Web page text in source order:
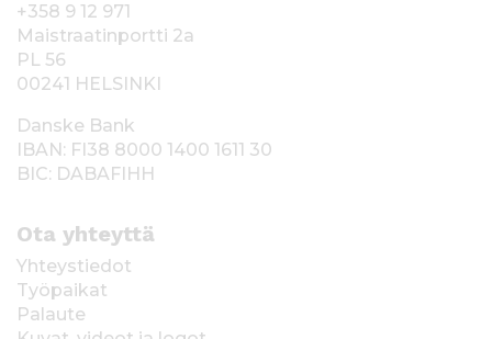
+358 9 12 971
Maistraatinportti 2a
PL 56
00241 HELSINKI
Danske Bank
IBAN: FI38 8000 1400 1611 30
BIC: DABAFIHH
Ota yhteyttä
Yhteystiedot
Työpaikat
Palaute